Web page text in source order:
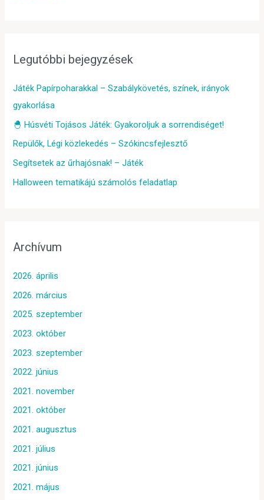
Legutóbbi bejegyzések
Játék Papírpoharakkal – Szabálykövetés, színek, irányok
gyakorlása
🐣 Húsvéti Tojásos Játék: Gyakoroljuk a sorrendiséget!
Repülők, Légi közlekedés – Szókincsfejlesztő
Segítsetek az űrhajósnak! – Játék
Halloween tematikájú számolós feladatlap
Archívum
2026. április
2026. március
2025. szeptember
2023. október
2023. szeptember
2022. június
2021. november
2021. október
2021. augusztus
2021. július
2021. június
2021. május